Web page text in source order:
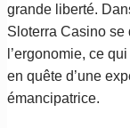
grande liberté.
Sloterra Casino se
l’ergonomie, ce
en quête d’une
émancipatrice.